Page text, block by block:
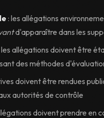
: les allégations
d'apparaître dans les
allégations doivent être
des méthodes
doivent être rendues
autorités de contrôle
doivent prendre en